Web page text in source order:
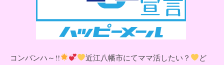
コンバンハ～!! 近江八幡市にてママ活したい？
ど